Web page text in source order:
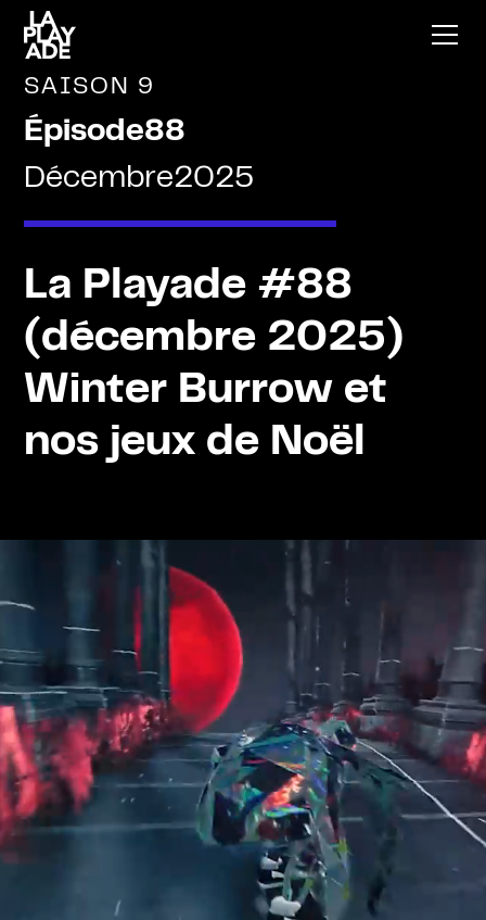
SAISON 9
Épisode88
Décembre2025
La Playade #88
(décembre 2025)
Winter Burrow et
nos jeux de Noël
Ce mois-ci carillonne à vos oreilles un
épisode de La Playade scintillant comme
un cadeau de Noël !
Béné alterne exorcismes et partiels dans
Demonschool, Mickaël s’adonne au vaudou dans
Shadow Man, Ariane tente de survivre au froid de
Winter Burrow, François enchaîne kick flips et
backsides dans Skate Story, et Eve nous révèle quel
est le biotope vidéoludique phare de l’année 2025.